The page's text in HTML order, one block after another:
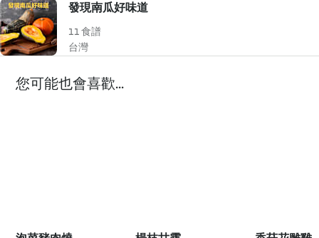
發現南瓜好味道
11 食譜
台灣
您可能也會喜歡...